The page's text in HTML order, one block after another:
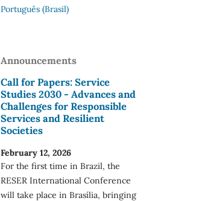
Português (Brasil)
Announcements
Call for Papers: Service
Studies 2030 - Advances and
Challenges for Responsible
Services and Resilient
Societies
February 12, 2026
For the first time in Brazil, the
RESER International Conference
will take place in Brasília, bringing